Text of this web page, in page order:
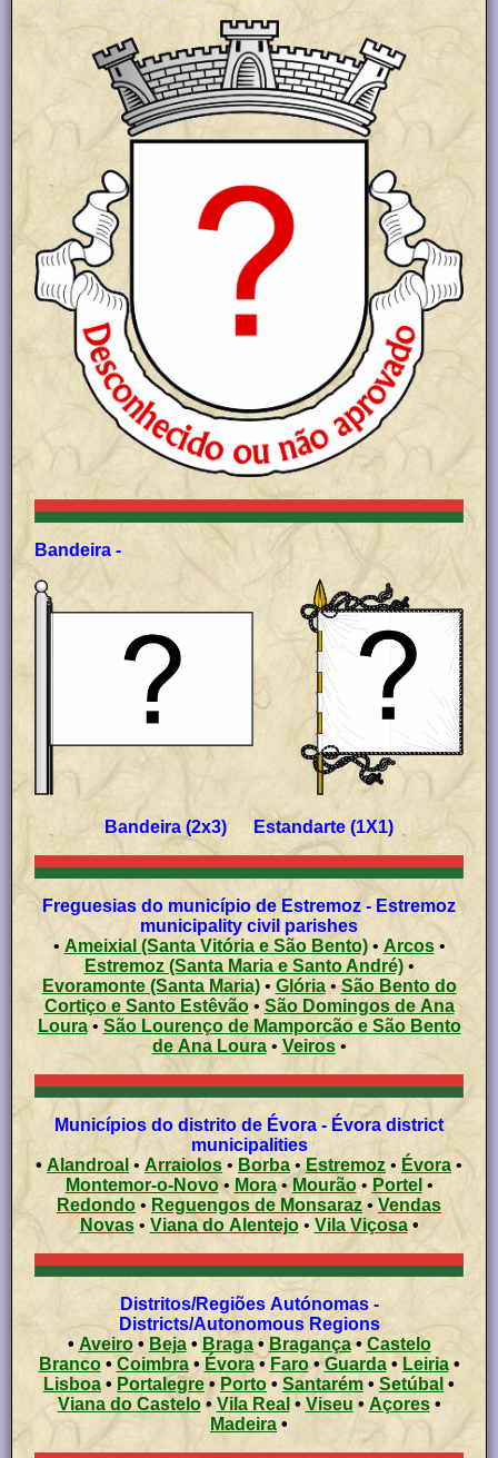
Bandeira -
Bandeira (2x3) Estandarte (1X1)
Freguesias do município de Estremoz - Estremoz
municipality civil parishes
• Ameixial (Santa Vitória e São Bento)• Arcos•
Estremoz (Santa Maria e Santo André)•
Evoramonte (Santa Maria)• Glória•São Bento do
Cortiço e Santo Estêvão• São Domingos de Ana
Loura• São Lourenço de Mamporcão e São Bento
de Ana Loura• Veiros•
Municípios do distrito de Évora - Évora district
municipalities
• Alandroal • Arraiolos • Borba • Estremoz • Évora •
Montemor-o-Novo• Mora• Mourão•Portel •
Redondo • Reguengos de Monsaraz•Vendas
Novas• Viana do Alentejo• Vila Viçosa•
Distritos/Regiões Autónomas -
Districts/Autonomous Regions
• Aveiro• Beja• Braga• Bragança• Castelo
Branco• Coimbra• Évora• Faro•Guarda• Leiria•
Lisboa • Portalegre • Porto • Santarém • Setúbal •
Viana do Castelo• Vila Real • Viseu • Açores •
Madeira •